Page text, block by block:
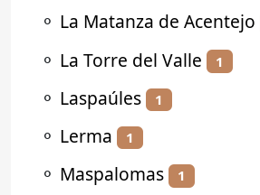
⚬ La Matanza de Acentejo
⚬ La Torre del Valle 1
⚬ Laspaúles 1
⚬ Lerma 1
⚬ Maspalomas 1